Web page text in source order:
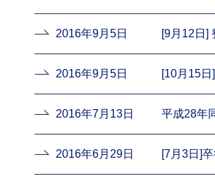
2016年9月5日 [9月12日]
2016年9月5日 [10月15
2016年7月13日 平成28年
2016年6月29日 [7月3日]